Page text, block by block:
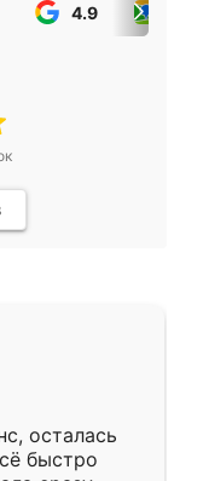
4.9
осталась
быстро